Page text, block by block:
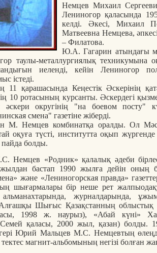
Немцев Михаил
Лениногор қаласында
келді. Әкесі, Михаил
Матвеевна Немцева,
– Филатова.
Ю.А. Гагарин атындағы
таулы-металлургиялық техникумына
иеленді, кейін Лениногор
істеді.
қарашасында Кеңестік Әскерінің
10 ротасының курсанты. Әскердегі
әскери округінің "на боевом посту"
смена" газетіне жіберді.
М. Немцев комбинатқа оралды. Ол
оқуға түсті, институтта оқып
болды.
Немцев «Родник» қалалық әдеби
бастап 1990 жылға дейін оның
және «Лениногорская правда»
шығармалары бір неше рет
альманахтарында, журналдарында,
Шығыс Қазақстанның облыстық
1998 ж. наурыз), «Абай күні»
қаласы, 2000 жыл, қазан) болды.
Юрий Мальцев М.С. Немцевтың
магнит-альбомының негізі болған